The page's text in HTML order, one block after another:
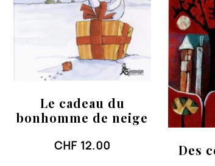
Le cadeau du
bonhomme de neige
CHF 12.00
Des